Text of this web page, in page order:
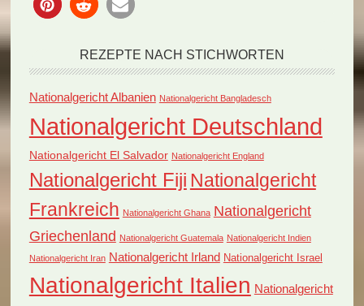
REZEPTE NACH STICHWORTEN
Nationalgericht Albanien Nationalgericht Bangladesch
Nationalgericht Deutschland
Nationalgericht El Salvador Nationalgericht England
Nationalgericht Fiji Nationalgericht
Frankreich Nationalgericht Ghana Nationalgericht
Griechenland Nationalgericht Guatemala Nationalgericht Indien
Nationalgericht Iran Nationalgericht Irland Nationalgericht Israel
Nationalgericht Italien Nationalgericht